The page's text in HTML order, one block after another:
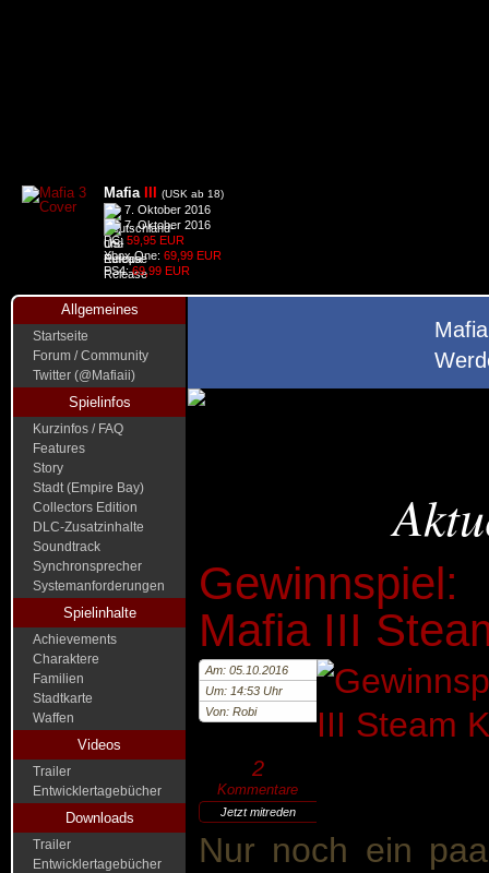
Mafia (USK ab 18)
7. Oktober 2016
7. Oktober 2016
PC: 59,95 EUR
Xbox One: 69,99 EUR
PS4:69,99 EUR
Allgemeines
Startseite
Forum / Community
Twitter (@Mafiaii)
Spielinfos
Kurzinfos / FAQ
Features
Story
Stadt (Empire Bay)
Collectors Edition
DLC-Zusatzinhalte
Soundtrack
Synchronsprecher
Systemanforderungen
Spielinhalte
Achievements
Charaktere
Familien
Stadtkarte
Waffen
Videos
Trailer
Entwicklertagebücher
Downloads
Trailer
Entwicklertagebücher
Mafia III
Am: 05.10.2016
Um: 14:53 Uhr
Von: Robi
2
Kommentare
Jetzt mitreden
Nur noch ein